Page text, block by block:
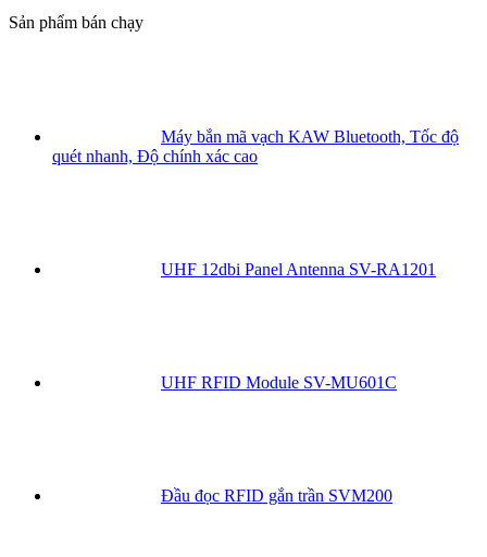
Sản phẩm bán chạy
Máy bắn mã vạch KAW Bluetooth, Tốc độ
quét nhanh, Độ chính xác cao
UHF 12dbi Panel Antenna SV-RA1201
UHF RFID Module SV-MU601C
Đầu đọc RFID gắn trần SVM200